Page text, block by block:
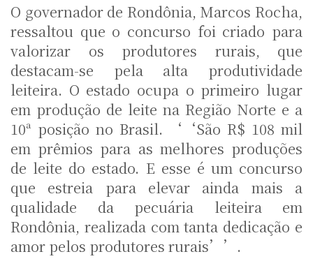
O governador de Rondônia, Marcos Rocha,
ressaltou que o concurso foi criado para
valorizar os produtores rurais, que
destacam-se pela alta produtividade
leiteira. O estado ocupa o primeiro lugar
em produção de leite na Região Norte e a
10ª posição no Brasil. ‘‘São R$ 108 mil
em prêmios para as melhores produções
de leite do estado. E esse é um concurso
que estreia para elevar ainda mais a
qualidade da pecuária leiteira em
Rondônia, realizada com tanta dedicação e
amor pelos produtores rurais’’.